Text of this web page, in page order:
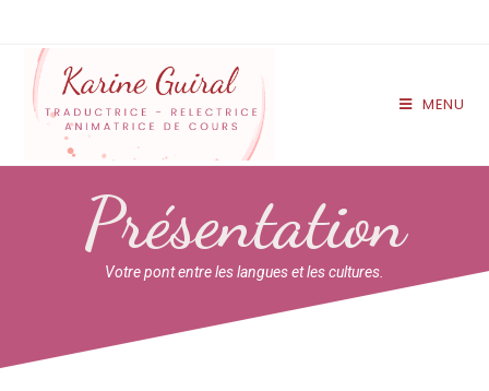
MENU
Présentation
Votre pont entre les langues et les cultures.